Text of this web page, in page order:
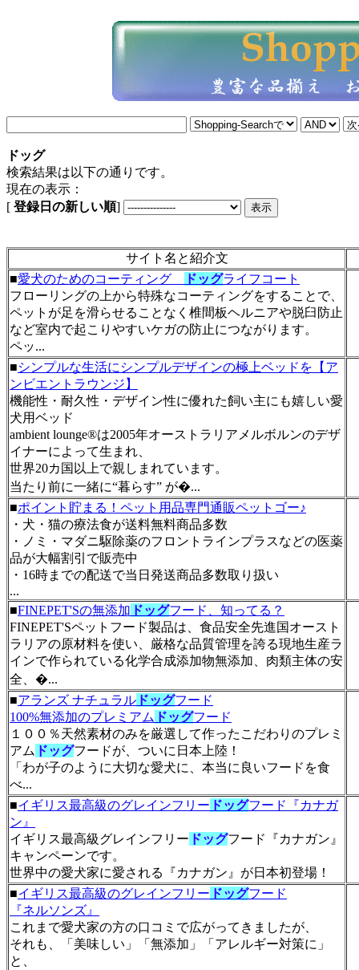
ドッグ
検索結果は以下の通りです。
現在の表示：
[ 登録日の新しい順]
サイト名と紹介文
■愛犬のためのコーティング ドッグライフコート
フローリングの上から特殊なコーティングをすることで、
ペットが足を滑らせることなく椎間板ヘルニアや脱臼防止
など室内で起こりやすいケガの防止につながります。
ペッ...
■シンプルな生活にシンプルデザインの極上ベッドを【ア
ンビエントラウンジ】
機能性・耐久性・デザイン性に優れた飼い主にも嬉しい愛
犬用ベッド
ambient lounge®︎は2005年オーストラリアメルボルンのデザ
イナーによって生まれ、
世界20カ国以上で親しまれています。
当たり前に一緒に“暮らす” が�...
■ポイント貯まる！ペット用品専門通販ペットゴー♪
・犬・猫の療法食が送料無料商品多数
・ノミ・マダニ駆除薬のフロントラインプラスなどの医薬
品が大幅割引で販売中
・16時までの配送で当日発送商品多数取り扱い
...
■FINEPET'Sの無添加 ドッグフード、知ってる？
FINEPET'Sペットフード製品は、食品安全先進国オースト
ラリアの原材料を使い、厳格な品質管理を誇る現地生産ラ
インで作られている化学合成添加物無添加、肉類主体の安
全、�...
■アランズ ナチュラル ドッグフード
100%無添加のプレミアム ドッグフード
１００％天然素材のみを厳選して作ったこだわりのプレミ
アム ドッグフードが、ついに日本上陸！
「わが子のように大切な愛犬に、本当に良いフードを食
べ...
■イギリス最高級のグレインフリー ドッグフード『カナガ
ン』
イギリス最高級グレインフリー ドッグフード『カナガン』
キャンペーンです。
世界中の愛犬家に愛される『カナガン』が日本初登場！
■イギリス最高級のグレインフリー ドッグフード
『ネルソンズ』
これまで愛犬家の方の口コミで広がってきましたが、
それも、「美味しい」「無添加」「アレルギー対策に」
と、